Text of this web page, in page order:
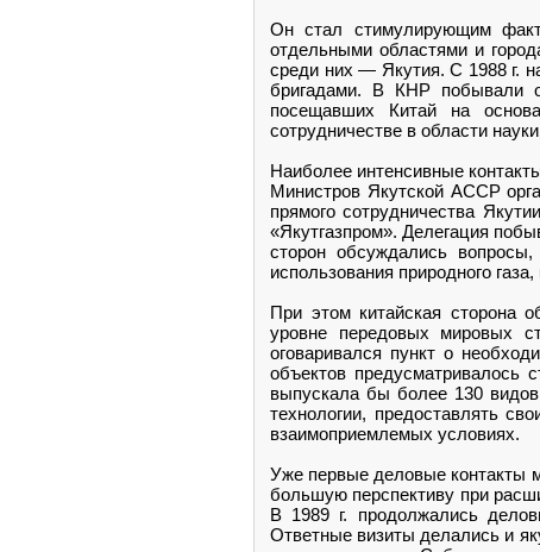
Он стал стимулирующим
отдельными областями и
среди них — Якутия. С 1988 г.
бригадами. В КНР побывали
посещавших Китай на
сотрудничестве в области
Наиболее интенсивные
Министров Якутской АССР
прямого сотрудничества
«Якутгазпром». Делегация
сторон обсуждались
использования природного
При этом китайская сторона
уровне передовых мировых
оговаривался пункт о
объектов предусматривалось
выпускала бы более 130
технологии, предоставлять
взаимоприемлемых условиях.
Уже первые деловые контакты
большую перспективу при
В 1989 г. продолжались
Ответные визиты делались и